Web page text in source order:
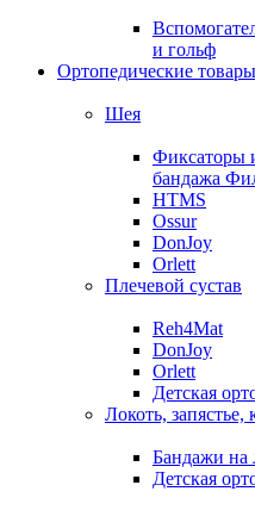
и гольф
Ортопедические товары
Шея
Фиксаторы
бандажа
HTMS
Ossur
DonJoy
Orlett
Плечевой сустав
Reh4Mat
DonJoy
Orlett
Детская
Локоть, запястье,
Бандажи на
Детская